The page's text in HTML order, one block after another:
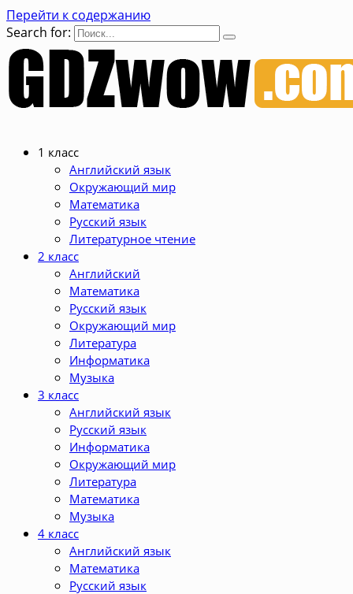
Перейти к содержанию
Search for:
1 класс
Английский язык
Окружающий мир
Математика
Русский язык
Литературное чтение
2 класс
Английский
Математика
Русский язык
Окружающий мир
Литература
Информатика
Музыка
3 класс
Английский язык
Русский язык
Информатика
Окружающий мир
Литература
Математика
Музыка
4 класс
Английский язык
Математика
Русский язык